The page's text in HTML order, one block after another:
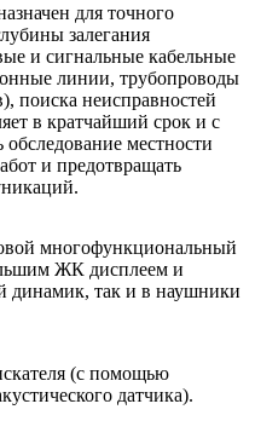
для точного
залегания
и сигнальные кабельные
линии, трубопроводы
поиска неисправностей
в кратчайший срок и с
местности
и предотвращать
многофункциональный
ЖК дисплеем и
динамик, так и в наушники
(с помощью
датчика).